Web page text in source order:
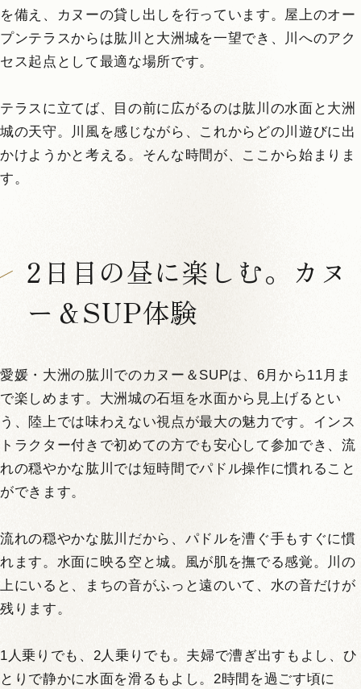
を備え、カヌーの貸し出しを行っています。屋上のオー
プンテラスからは肱川と大洲城を一望でき、川へのアク
セス起点として最適な場所です。
テラスに立てば、目の前に広がるのは肱川の水面と大洲
城の天守。川風を感じながら、これからどの川遊びに出
かけようかと考える。そんな時間が、ここから始まりま
す。
2日目の昼に楽しむ。カヌ
ー＆SUP体験
愛媛・大洲の肱川でのカヌー＆SUPは、6月から11月ま
で楽しめます。大洲城の石垣を水面から見上げるとい
う、陸上では味わえない視点が最大の魅力です。インス
トラクター付きで初めての方でも安心して参加でき、流
れの穏やかな肱川では短時間でパドル操作に慣れること
ができます。
流れの穏やかな肱川だから、パドルを漕ぐ手もすぐに慣
れます。水面に映る空と城。風が肌を撫でる感覚。川の
上にいると、まちの音がふっと遠のいて、水の音だけが
残ります。
1人乗りでも、2人乗りでも。夫婦で漕ぎ出すもよし、ひ
とりで静かに水面を滑るもよし。2時間を過ごす頃に